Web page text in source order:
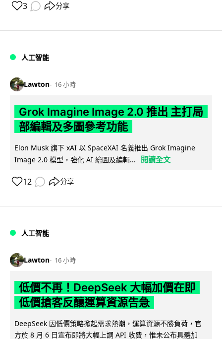
3 分享
人工智能
Lawton 16 小時
Grok Imagine Image 2.0 推出 主打局
部編輯及多圖參考功能
Elon Musk 旗下 xAI 以 SpaceXAI 名義推出 Grok Imagine
Image 2.0 模型，強化 AI 繪圖及編輯...
閱讀全文
12 分享
人工智能
Lawton 16 小時
低價不再！DeepSeek 大幅加價在即
低價搶客反釀運算資源告急
DeepSeek 因低價策略掀起需求熱潮，運算資源不勝負荷，官
方於 8 月 6 日宣布即將大幅上調 API 收費，惟未公布具體加